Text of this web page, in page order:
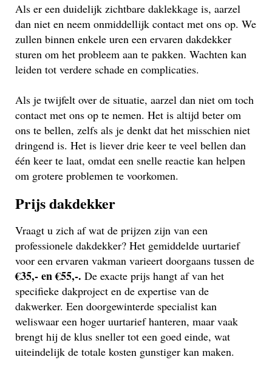
Als er een duidelijk zichtbare daklekkage is, aarzel
dan niet en neem onmiddellijk contact met ons op. We
zullen binnen enkele uren een ervaren dakdekker
sturen om het probleem aan te pakken. Wachten kan
leiden tot verdere schade en complicaties.
Als je twijfelt over de situatie, aarzel dan niet om toch
contact met ons op te nemen. Het is altijd beter om
ons te bellen, zelfs als je denkt dat het misschien niet
dringend is. Het is liever drie keer te veel bellen dan
één keer te laat, omdat een snelle reactie kan helpen
om grotere problemen te voorkomen.
Prijs dakdekker
Vraagt u zich af wat de prijzen zijn van een
professionele dakdekker? Het gemiddelde uurtarief
voor een ervaren vakman varieert doorgaans tussen de
€35,- en €55,-. De exacte prijs hangt af van het
specifieke dakproject en de expertise van de
dakwerker. Een doorgewinterde specialist kan
weliswaar een hoger uurtarief hanteren, maar vaak
brengt hij de klus sneller tot een goed einde, wat
uiteindelijk de totale kosten gunstiger kan maken.